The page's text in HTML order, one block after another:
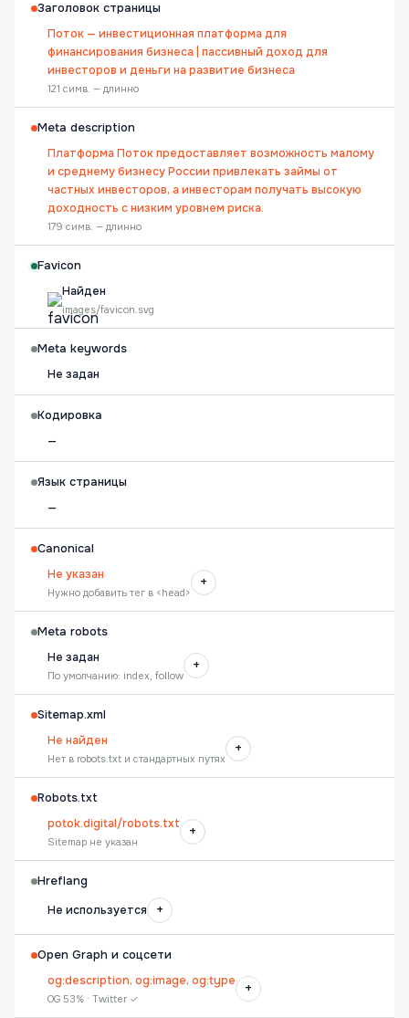
Заголовок страницы
Поток — инвестиционная платформа для
финансирования бизнеса | пассивный доход для
инвесторов и деньги на развитие бизнеса
121 симв. — длинно
Meta description
Платформа Поток предоставляет возможность малому
и среднему бизнесу России привлекать займы от
частных инвесторов, а инвесторам получать высокую
доходность с низким уровнем риска.
179 симв. — длинно
Favicon
Найден
images/favicon.svg
Meta keywords
Не задан
Кодировка
—
Язык страницы
—
Canonical
Не указан
Нужно добавить тег в <head>
+
Meta robots
Не задан
По умолчанию: index, follow
+
Sitemap.xml
Не найден
Нет в robots.txt и стандартных путях
+
Robots.txt
potok.digital/robots.txt
Sitemap не указан
+
Hreflang
Не используется
+
Open Graph и соцсети
og:description, og:image, og:type
OG 53% · Twitter ✓
+